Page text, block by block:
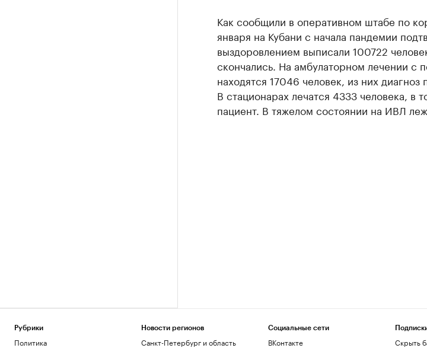
Как сообщили в оперативном штабе по
января на Кубани с начала пандемии
выздоровлением выписали 100722
скончались. На амбулаторном лечении с
находятся 17046 человек, из них
В стационарах лечатся 4333 человека, в
пациент. В тяжелом состоянии на ИВЛ
Рубрики
Политика
Новости регионов
Санкт-Петербург и область
Социальные сети
ВКонтакте
Скрыть